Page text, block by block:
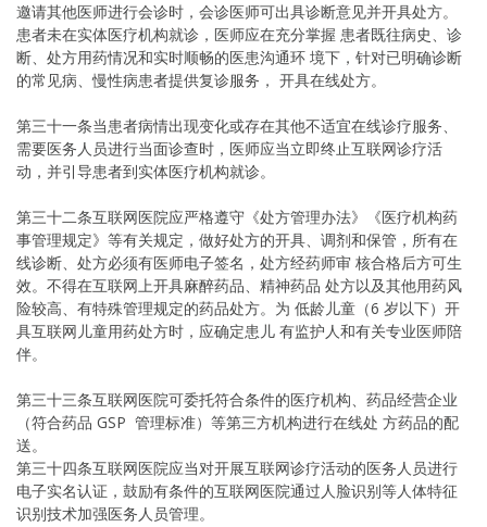
邀请其他医师进行会诊时，会诊医师可出具诊断意见并开具处方。
患者未在实体医疗机构就诊，医师应在充分掌握 患者既往病史、诊
断、处方用药情况和实时顺畅的医患沟通环 境下，针对已明确诊断
的常见病、慢性病患者提供复诊服务， 开具在线处方。
第三十一条当患者病情出现变化或存在其他不适宜在线诊疗服务、
需要医务人员进行当面诊查时，医师应当立即终止互联网诊疗活
动，并引导患者到实体医疗机构就诊。
第三十二条互联网医院应严格遵守《处方管理办法》《医疗机构药
事管理规定》等有关规定，做好处方的开具、调剂和保管，所有在
线诊断、处方必须有医师电子签名，处方经药师审 核合格后方可生
效。不得在互联网上开具麻醉药品、精神药品 处方以及其他用药风
险较高、有特殊管理规定的药品处方。为 低龄儿童（6 岁以下）开
具互联网儿童用药处方时，应确定患儿 有监护人和有关专业医师陪
伴。
第三十三条互联网医院可委托符合条件的医疗机构、药品经营企业
（符合药品 GSP 管理标准）等第三方机构进行在线处 方药品的配
送。
第三十四条互联网医院应当对开展互联网诊疗活动的医务人员进行
电子实名认证，鼓励有条件的互联网医院通过人脸识别等人体特征
识别技术加强医务人员管理。